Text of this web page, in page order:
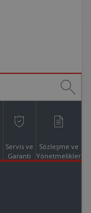
Servis ve
Garanti
Sözleşme ve
Yönetmelikler